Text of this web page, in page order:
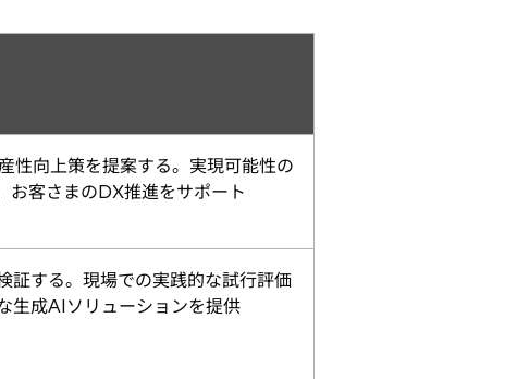
開
性向上策を提案する。実現可能性の
お客さまのDX推進をサポート
証する。現場での実践的な試行評価
生成AIソリューションを提供